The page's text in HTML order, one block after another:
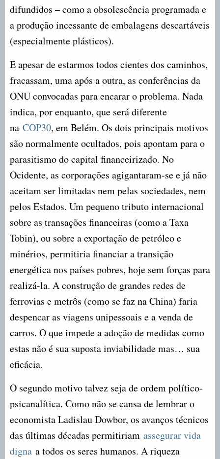
difundidos – como a obsolescência programada e
a produção incessante de embalagens descartáveis
(especialmente plásticos).
E apesar de estarmos todos cientes dos caminhos,
fracassam, uma após a outra, as conferências da
ONU convocadas para encarar o problema. Nada
indica, por enquanto, que será diferente
na COP30, em Belém. Os dois principais motivos
são normalmente ocultados, pois apontam para o
parasitismo do capital financeirizado. No
Ocidente, as corporações agigantaram-se e já não
aceitam ser limitadas nem pelas sociedades, nem
pelos Estados. Um pequeno tributo internacional
sobre as transações financeiras (como a Taxa
Tobin), ou sobre a exportação de petróleo e
minérios, permitiria financiar a transição
energética nos países pobres, hoje sem forças para
realizá-la. A construção de grandes redes de
ferrovias e metrôs (como se faz na China) faria
despencar as viagens unipessoais e a venda de
carros. O que impede a adoção de medidas como
estas não é sua suposta inviabilidade mas… sua
eficácia.
O segundo motivo talvez seja de ordem político-
psicanalítica. Como não se cansa de lembrar o
economista Ladislau Dowbor, os avanços técnicos
das últimas décadas permitiriam assegurar vida
digna a todos os seres humanos. A riqueza